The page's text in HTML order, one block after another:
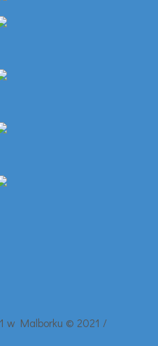
1 w Malborku © 2021 /